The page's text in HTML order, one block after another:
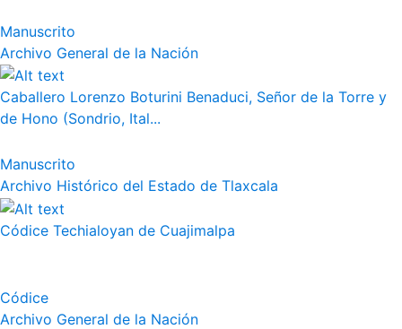
Manuscrito
Archivo General de la Nación
Caballero Lorenzo Boturini Benaduci, Señor de la Torre y
de Hono (Sondrio, Ital...
Manuscrito
Archivo Histórico del Estado de Tlaxcala
Códice Techialoyan de Cuajimalpa
Códice
Archivo General de la Nación